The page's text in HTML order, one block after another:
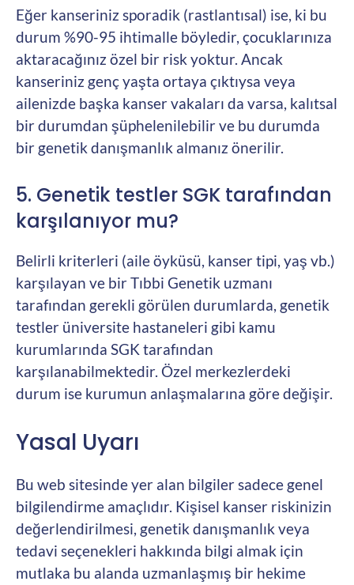
Eğer kanseriniz sporadik (rastlantısal) ise, ki bu
durum %90-95 ihtimalle böyledir, çocuklarınıza
aktaracağınız özel bir risk yoktur. Ancak
kanseriniz genç yaşta ortaya çıktıysa veya
ailenizde başka kanser vakaları da varsa, kalıtsal
bir durumdan şüphelenilebilir ve bu durumda
bir genetik danışmanlık almanız önerilir.
5. Genetik testler SGK tarafından
karşılanıyor mu?
Belirli kriterleri (aile öyküsü, kanser tipi, yaş vb.)
karşılayan ve bir Tıbbi Genetik uzmanı
tarafından gerekli görülen durumlarda, genetik
testler üniversite hastaneleri gibi kamu
kurumlarında SGK tarafından
karşılanabilmektedir. Özel merkezlerdeki
durum ise kurumun anlaşmalarına göre değişir.
Yasal Uyarı
Bu web sitesinde yer alan bilgiler sadece genel
bilgilendirme amaçlıdır. Kişisel kanser riskinizin
değerlendirilmesi, genetik danışmanlık veya
tedavi seçenekleri hakkında bilgi almak için
mutlaka bu alanda uzmanlaşmış bir hekime